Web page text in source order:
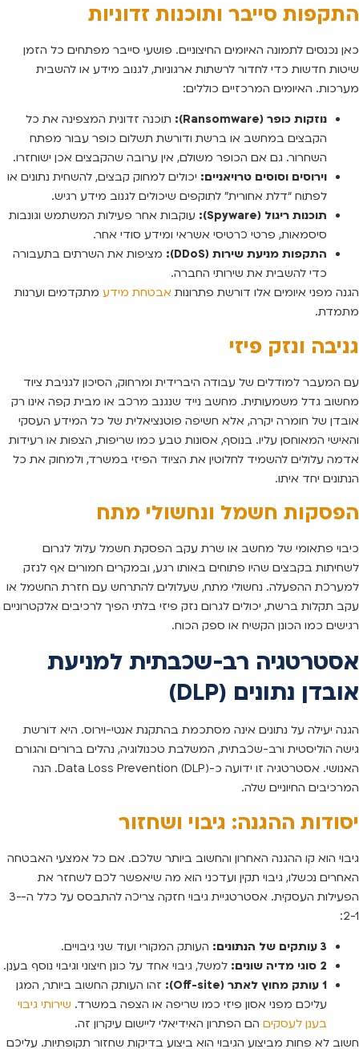
התקפות סייבר ותוכנות זדוניות
כאן נכנסים לתמונה האיומים החיצוניים. פושעי סייבר מפתחים כל הזמן
שיטות חדשות כדי לחדור לרשתות ארגוניות, לגנוב מידע או להשבית
מערכות. האיומים המרכזיים כוללים:
נוזקות כופר (Ransomware):
תוכנה זדונית המצפינה את כל
הקבצים במחשב או ברשת ודורשת תשלום כופר עבור מפתח
השחרור. גם אם הכופר משולם, אין ערובה שהקבצים אכן ישוחזרו.
וירוסים וסוסים טרויאניים: יכולים למחוק קבצים, להשחית נתונים או
לפתוח “דלת אחורית” לתוקפים שיכולים לגנוב מידע רגיש.
תוכנות ריגול (Spyware):
עוקבות אחר פעילות המשתמש וגונבות
סיסמאות, פרטי כרטיסי אשראי ומידע סודי אחר.
התקפות מניעת שירות (DDoS):
מציפות את השרתים בתעבורה
כדי להשבית את שירותי החברה.
הגנה מפני איומים אלו דורשת פתרונות אבטחת מידע מתקדמים וערנות
מתמדת.
גניבה ונזק פיזי
עם המעבר למודלים של עבודה היברידית ומרחוק, הסיכון לגניבת ציוד
מחשוב גדל משמעותית. מחשב נייד שנגנב מרכב או מבית קפה אינו רק
אובדן של חומרה יקרה, אלא חשיפה פוטנציאלית של כל המידע העסקי
והאישי המאוחסן עליו. בנוסף, אסונות טבע כמו שריפות, הצפות או רעידות
אדמה עלולים להשמיד לחלוטין את הציוד הפיזי במשרד, ולמחוק את כל
הנתונים יחד איתו.
הפסקות חשמל ונחשולי מתח
כיבוי פתאומי של מחשב או שרת עקב הפסקת חשמל עלול לגרום
לשחיתות בקבצים שהיו פתוחים באותו רגע, ובמקרים חמורים אף לנזק
למערכת ההפעלה. נחשולי מתח, שעלולים להתרחש עם חזרת החשמל או
עקב תקלות ברשת, יכולים לגרום נזק פיזי בלתי הפיך לרכיבים אלקטרוניים
רגישים כמו הכונן הקשיח או ספק הכוח.
אסטרטגיה רב-שכבתית למניעת
אובדן נתונים (DLP)
הגנה יעילה על נתונים אינה מסתכמת בהתקנת אנטי-וירוס. היא דורשת
גישה הוליסטית ורב-שכבתית, המשלבת טכנולוגיה, נהלים ברורים והגורם
האנושי. אסטרטגיה זו ידועה כ-Data Loss Prevention (DLP). הנה
המרכיבים החיוניים שלה.
יסודות ההגנה: גיבוי ושחזור
גיבוי הוא קו ההגנה האחרון והחשוב ביותר שלכם. אם כל אמצעי האבטחה
האחרים נכשלו, גיבוי תקין ועדכני הוא מה שיאפשר לכם לשחזר את
הפעילות העסקית. אסטרטגיית גיבוי חזקה צריכה להתבסס על כלל ה-3-
2-1:
3 עותקים של הנתונים:
העותק המקורי ועוד שני גיבויים.
2 סוגי מדיה שונים:
למשל, גיבוי אחד על כונן חיצוני וגיבוי נוסף בענן.
1 עותק מחוץ לאתר (Off-site):
זהו העותק החשוב ביותר, המגן
עליכם מפני אסון פיזי כמו שריפה או הצפה במשרד. שירותי גיבוי
בענן לעסקים הם הפתרון האידיאלי ליישום עיקרון זה.
חשוב לא פחות מביצוע הגיבוי הוא ביצוע בדיקות שחזור תקופתיות. עליכם